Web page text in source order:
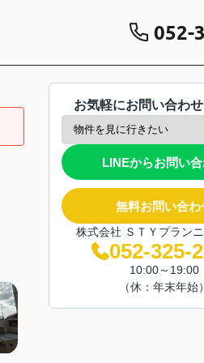
052-
お気軽にお問い合わ
LINEからお問い
無料お問い合わ
株式会社 ＳＴＹプラン
052-325-
10:00～19:00
（休：年末年始）